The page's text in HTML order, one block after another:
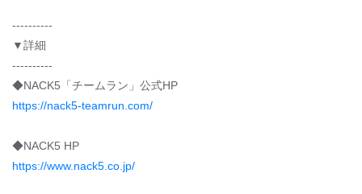
----------
▼詳細
----------
◆NACK5「チームラン」公式HP
https://nack5-teamrun.com/
◆NACK5 HP
https://www.nack5.co.jp/